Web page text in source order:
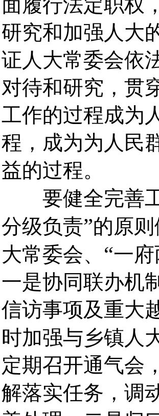
面履行法定职权
研究和加强人大
证人大常委会依
对待和研究，贯
工作的过程成为
程，成为为人民
益的过程。
要健全完善工
分级负责”的原
大常委会、 “一
一是协同联办机
信访事项及重大
时加强与乡镇人
定期召开通气会
解落实任务，调